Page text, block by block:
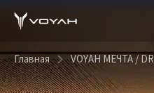
Главная VOYAH МЕЧТА /